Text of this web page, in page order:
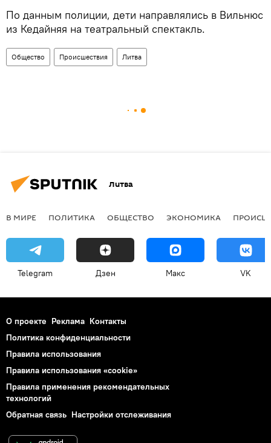
По данным полиции, дети направлялись в Вильнюс
из Кедайняя на театральный спектакль.
Общество Происшествия Литва
Литва
В МИРЕ ПОЛИТИКА ОБЩЕСТВО ЭКОНОМИКА
Telegram Дзен Макс VK
О проекте Реклама Контакты
Политика конфиденциальности
Правила использования
Правила использования «cookie»
Правила применения рекомендательных
технологий
Обратная связь Настройки отслеживания